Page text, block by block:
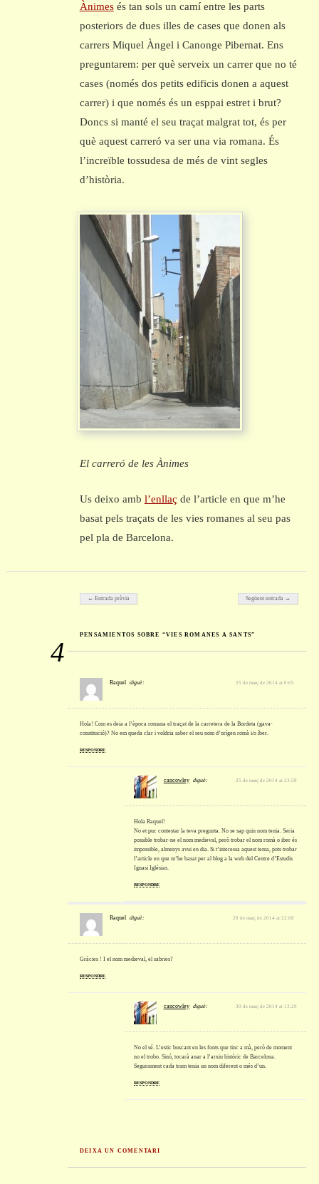
Ànimesés tan sols un camí entre les parts
posteriors de dues illes de cases que donen als
carrers Miquel Àngel i Canonge Pibernat. Ens
preguntarem: per què serveix un carrer que no té
cases (només dos petits edificis donen a aquest
carrer) i que només és un esppai estret i brut?
Doncs si manté el seu traçat malgrat tot, és per
què aquest carreró va ser una via romana. És
l’increïble tossudesa de més de vint segles
d’història.
El carreró de les Ànimes
Us deixo amb l’enllaç de l’article en que m’he
basat pels traçats de les vies romanes al seu pas
pel pla de Barcelona.
Post navigation
← Entrada prèvia Següent entrada →
4
PENSAMIENTOS SOBRE “VIES ROMANES A SANTS”
Raquel diguè: 25 de març de 2014 at 0:05
Hola! Com es deia a l’època romana el traçat de la carretera de la Bordeta (gava-
constitució)? No em queda clar i voldria saber el seu nom d’orígen romà i/o íber.
RESPONDRE
cancowley diguè: 25 de març de 2014 at 23:58
Hola Raquel!
No et puc contestar la teva pregunta. No se sap quin nom tenia. Seria
possible trobar-ne el nom medieval, però trobar el nom romà o iber és
impossible, almenys avui en dia. Si t’interessa aquest tema, pots trobar
l’article en que m’he basat per al blog a la web del Centre d’Estudis
Ignasi Iglésias.
RESPONDRE
Raquel diguè: 28 de març de 2014 at 22:08
Gràcies ! I el nom medieval, el sabries?
RESPONDRE
cancowley diguè: 30 de març de 2014 at 13:29
No el sé. L’estic buscant en les fonts que tinc a mà, però de moment
no el trobo. Sinó, tocarà anar a l’arxiu històric de Barcelona.
Segurament cada tram tenia un nom diferent o més d’un.
RESPONDRE
DEIXA UN COMENTARI